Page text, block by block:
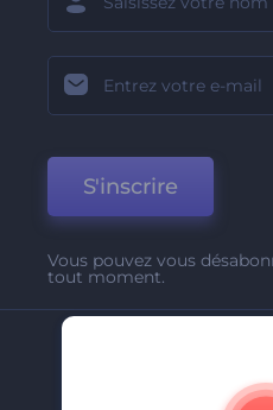
S'inscrire
Vous pouvez vous
tout moment.
A Propos De